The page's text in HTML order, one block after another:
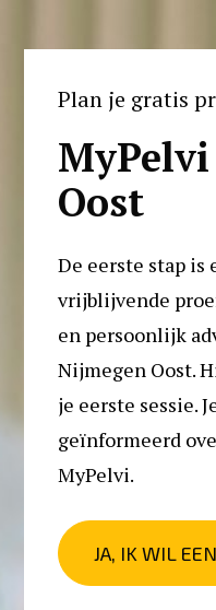
Plan je gratis
Oost
De eerste stap is
vrijblijvende
en persoonlijk
Nijmegen Oost.
je eerste sessie.
geïnformeerd
MyPelvi.
JA, IK WIL